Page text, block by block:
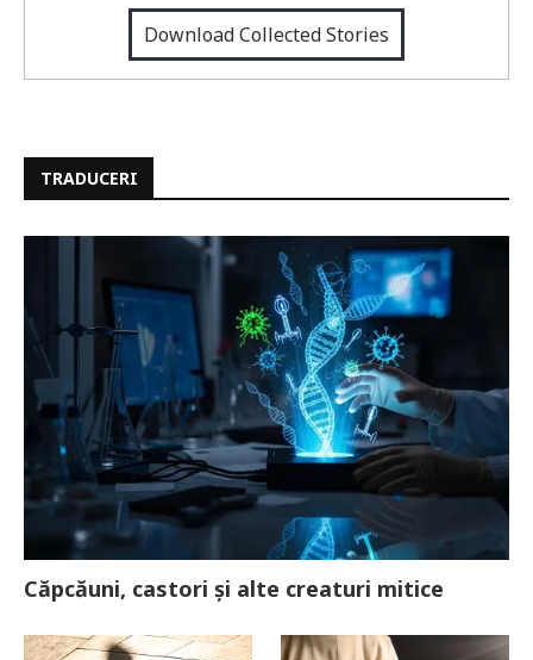
Download Collected Stories
TRADUCERI
Căpcăuni, castori și alte creaturi mitice